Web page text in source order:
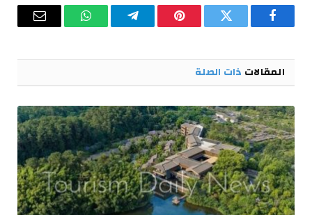
فيسبوك تويتر بينتيريستتيلقرام واتساب البريد
المقالات ذات الصلة